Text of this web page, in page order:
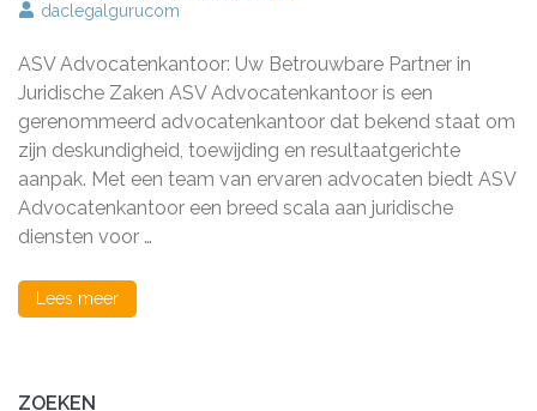
Partner
in
Juridische
Zaken
en
Expertise
daclegalgurucom
ASV Advocatenkantoor: Uw Betrouwbare Partner in
Juridische Zaken ASV Advocatenkantoor is een
gerenommeerd advocatenkantoor dat bekend staat om
zijn deskundigheid, toewijding en resultaatgerichte
aanpak. Met een team van ervaren advocaten biedt ASV
Advocatenkantoor een breed scala aan juridische
diensten voor …
Lees meer
ZOEKEN